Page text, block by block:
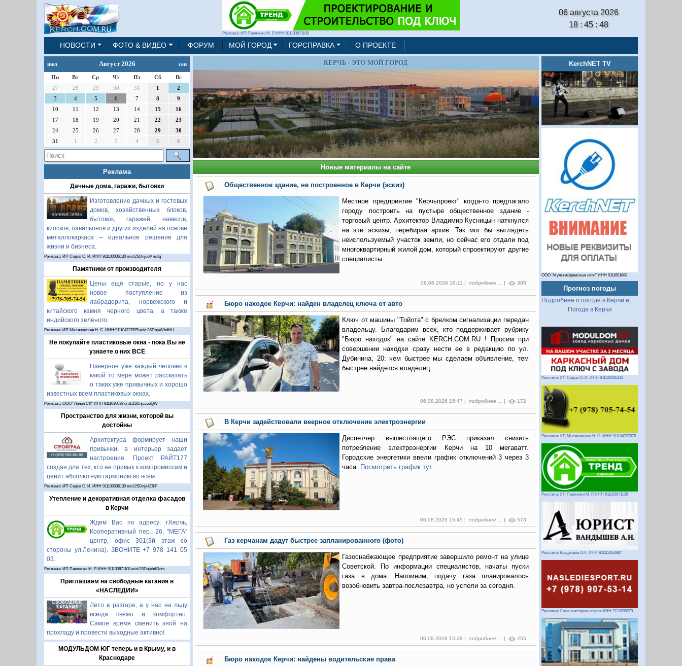
Реклама: ИП Павленко М. Р. ИНН 911103871108
06 августа 2026
18 : 45 : 50
НОВОСТИ ФОТО & ВИДЕО ФОРУМ МОЙ ГОРОД ГОРСПРАВКА О ПРОЕКТЕ
июл Август 2026 сен
Пн Вт Ср Чт Пт Сб
Вс
27
28 29 30 31 1
2
3
4 5 6 7 8
9
10
11 12 13 14 15
16
17
18 19 20 21 22
23
24
25 26 27 28 29
30
31
1 2 3 4 5 6
Реклама
Дачные дома, гаражи, бытовки
Изготовление дачных и гостевых
домов, хозяйственных блоков,
бытовок, гаражей, навесов,
киосков, павильонов и других изделий на основе
металлокаркаса – идеальное решение для
жизни и бизнеса.
Реклама: ИП Седов О. И. ИНН 911100036130 erid:2SDnjcoMmXq
Памятники от производителя
Цены ещё старые, но у нас
новое поступление из
лабрадорита, норвежского и
китайского камня черного цвета, а также
индийского зелёного.
Реклама: ИП Миляновская Н. С. ИНН:911104727675 erid:2SDnjeWbdHU
Не покупайте пластиковые окна - пока Вы не
узнаете о них ВСЁ
Наверное уже каждый человек в
какой то мере может рассказать
о таких уже привычных и хорошо
известных всем пластиковых окнах.
Реклама: ООО "Линия СК" ИНН 9111030039 erid:2SDnjccooQW
Пространство для жизни, которой вы
достойны
Архитектура формирует наши
привычки, а интерьер задает
настроение. Проект РАЙТ177
создан для тех, кто не привык к компромиссам и
ценит абсолютную гармонию во всем.
Реклама: ИП Седов О. И. ИНН 911100036130 erid:2SDnjd4Z8iP
Утепление и декоративная отделка фасадов
в Керчи
Ждем Вас по адресу: г.Керчь,
Кооперативный пер., 26, "МЕГА"
центр, офис 301(3й этаж со
стороны ул.Ленина). ЗВОНИТЕ +7 978 141 05
03.
Реклама: ИП Павленко М. Р. ИНН 911103871108 erid:2SDnjehADdm
Приглашаем на свободные катания в
«НАСЛЕДИИ»
Лето в разгаре, а у нас на льду
всегда свежо и комфортно.
Самое время сменить зной на
прохладу и провести выходные активно!
МОДУЛЬДОМ ЮГ теперь и в Крыму, и в
Краснодаре
КЕРЧЬ - ЭТО МОЙ ГОРОД
Новые материалы на сайте
Общественное здание, не построенное в Керчи (эскиз)
Местное предприятие "Керчьпроект" когда-то предлагало
городу построить на пустыре общественное здание -
торговый центр. Архитектор Владимир Кусницын наткнулся
на эти эскизы, перебирая архив. Так мог бы выглядеть
неиспользуемый участок земли, но сейчас его отдали под
многоквартирный жилой дом, который спроектируют другие
специалисты.
06.08.2026 16:11 | подробнее ... | 385
Бюро находок Керчи: найден владелец ключа от авто
Ключ от машины "Тойота" с брелком сигнализации передан
владельцу. Благодарим всех, кто поддерживает рубрику
"Бюро находок" на сайте KERCH.COM.RU ! Просим при
совершении находки сразу нести ее в редакцию по ул.
Дубинина, 20: чем быстрее мы сделаем объявление, тем
быстрее найдется владелец.
06.08.2026 15:47 | подробнее ... 172
В Керчи задействовали веерное отключение электроэнергии
Диспетчер вышестоящего РЭС приказал снизить
потребление электроэнергии Керчи на 10 мегаватт.
Городские энергетики ввели график отключений 3 через 3
часа. Посмотреть график тут.
06.08.2026 15:45 | подробнее ... | 573
Газ керчанам дадут быстрее запланированного (фото)
Газоснабжающее предприятие завершило ремонт на улице
Советской. По информации специалистов, начаты пуски
газа в дома. Напомним, подачу газа планировалось
возобновить завтра-послезавтра, но успели за сегодня.
06.08.2026 15:28 | подробнее ... | 255
Бюро находок Керчи: найдены водительские права
KerchNET TV
ООО "Мультисервисные сети" ИНН 9111001888
Прогноз погоды
Подробнее о погоде в Керчи на 2 недели
Погода в Керчи
Реклама: ИП Седов О. И. ИНН 911100036130
Реклама: ИП Миляновская Н. С. ИНН 911104727675
Реклама: ИП Павленко М. Р. ИНН 911103871108
Реклама: Вандышев А.Н. ИНН 911113162887
Реклама: Союз мастеров спорта ИНН 7718289279